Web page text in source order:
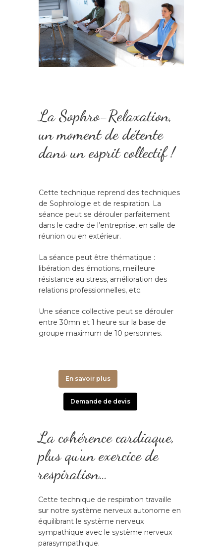
La Sophro-Relaxation,
un moment de détente
dans un esprit collectif !
Cette technique reprend des techniques
de Sophrologie et de respiration. La
séance peut se dérouler parfaitement
dans le cadre de l’entreprise, en salle de
réunion ou en extérieur.
La séance peut être thématique :
libération des émotions, meilleure
résistance au stress, amélioration des
relations professionnelles, etc.
Une séance collective peut se dérouler
entre 30mn et 1 heure sur la base de
groupe maximum de 10 personnes.
En savoir plus
Demande de devis
La cohérence cardiaque,
plus qu’un exercice de
respiration…
Cette technique de respiration travaille
sur notre système nerveux autonome en
équilibrant le système nerveux
sympathique avec le système nerveux
parasympathique.